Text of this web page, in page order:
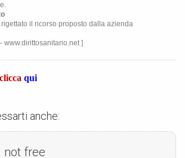
rigettato il ricorso proposto dalla azienda
www.dirittosanitario.net ]
qui
anche:
not free